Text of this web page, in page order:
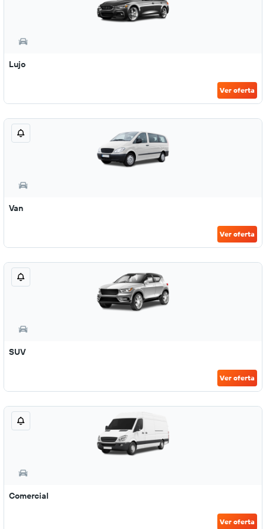
Lujo
Ver oferta
Van
Ver oferta
SUV
Ver oferta
Comercial
Ver oferta